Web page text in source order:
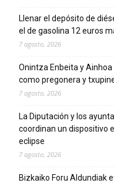
Llenar el depósito de
el de gasolina 12 euros
7 agosto, 2026
Onintza Enbeita y
como pregonera y
7 agosto, 2026
La Diputación y los
coordinan un dispositivo
eclipse
7 agosto, 2026
Bizkaiko Foru Aldundiak